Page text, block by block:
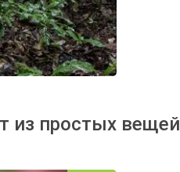
из простых вещей